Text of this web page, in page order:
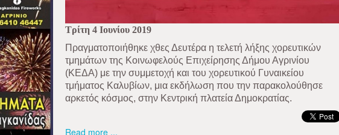
Τρίτη 4 Ιουνίου 2019
Πραγματοποιήθηκε χθες Δευτέρα η τελετή λήξης χορευτικών
τμημάτων της Κοινωφελούς Επιχείρησης Δήμου Αγρινίου
(ΚΕΔΑ) με την συμμετοχή και του χορευτικού Γυναικείου
τμήματος Καλυβίων, μια εκδήλωση που την παρακολούθησε
αρκετός κόσμος, στην Κεντρική πλατεία Δημοκρατίας.
Read more ...